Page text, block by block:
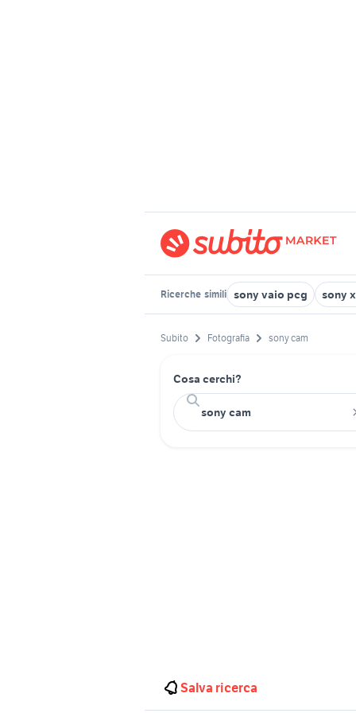
Ricerche simili sony vaio pcg sony
Subito Fotografia sony cam
Cosa cerchi?
Salva ricerca